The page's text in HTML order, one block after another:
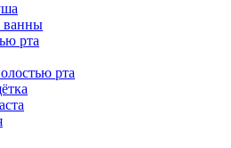
ванны
рта
рта